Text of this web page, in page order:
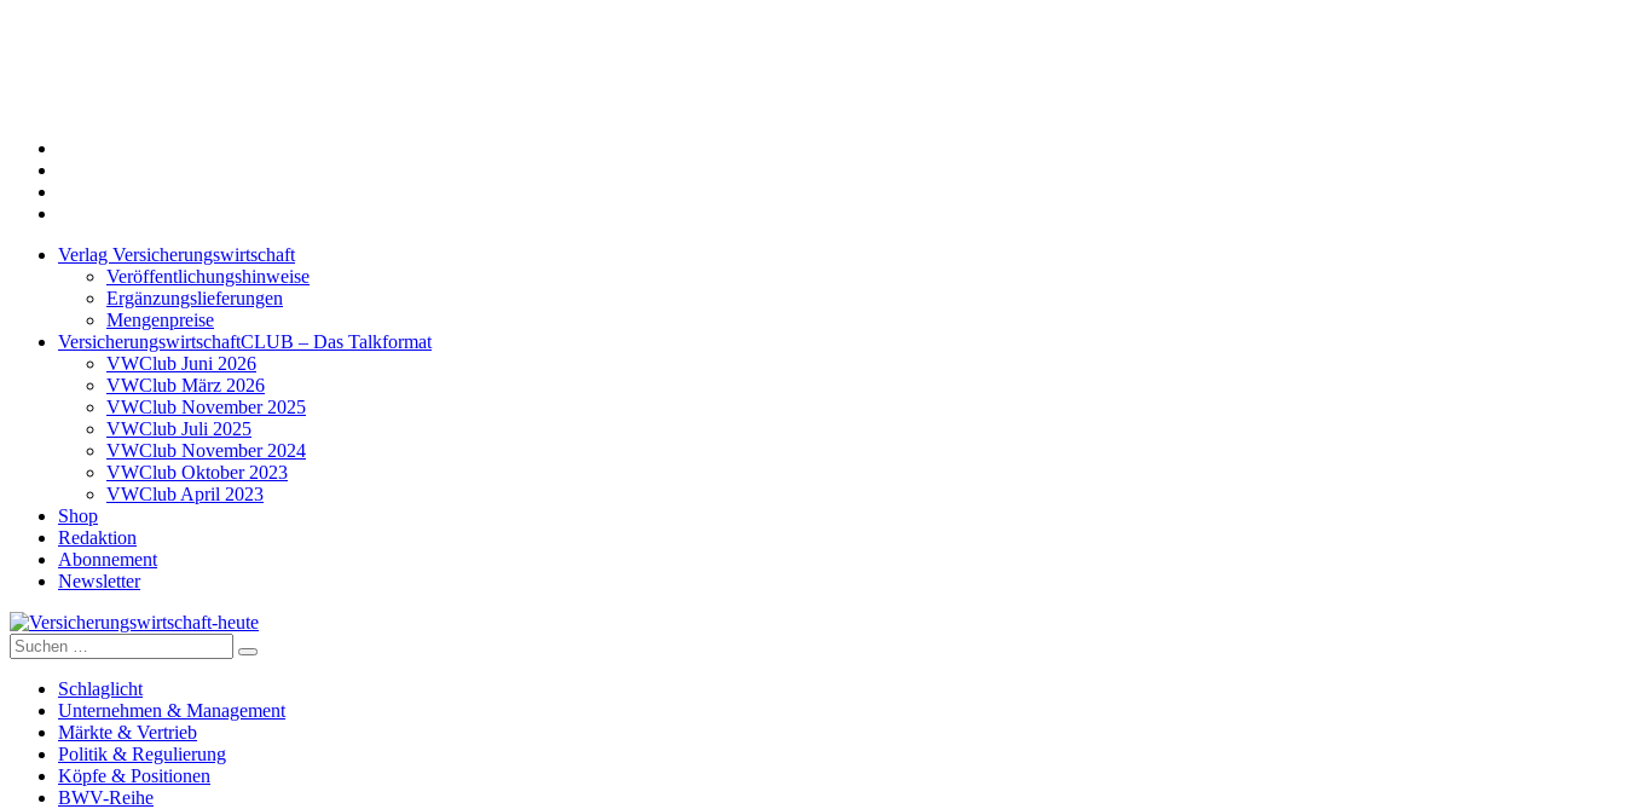
Verlag Versicherungswirtschaft
Veröffentlichungshinweise
Ergänzungslieferungen
Mengenpreise
VersicherungswirtschaftCLUB – Das Talkformat
VWClub Juni 2026
VWClub März 2026
VWClub November 2025
VWClub Juli 2025
VWClub November 2024
VWClub Oktober 2023
VWClub April 2023
Shop
Redaktion
Abonnement
Newsletter
Versicherungswirtschaft-heute
Suche
nach:
Schlaglicht
Unternehmen & Management
Märkte & Vertrieb
Politik & Regulierung
Köpfe & Positionen
BWV-Reihe